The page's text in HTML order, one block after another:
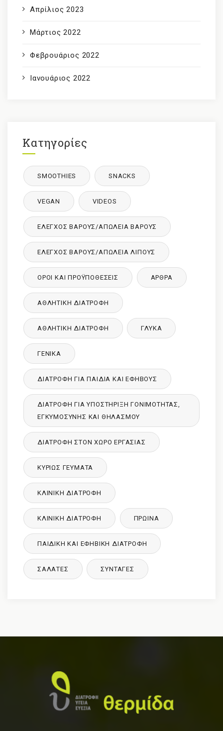
Απρίλιος 2023
Μάρτιος 2022
Φεβρουάριος 2022
Ιανουάριος 2022
Κατηγορίες
SMOOTHIES SNACKS
VEGAN VIDEOS
ΈΛΕΓΧΟΣ ΒΆΡΟΥΣ/ΑΠΏΛΕΙΑ ΒΆΡΟΥΣ
ΈΛΕΓΧΟΣ ΒΆΡΟΥΣ/ΑΠΏΛΕΙΑ ΛΊΠΟΥΣ
ΌΡΟΙ ΚΑΙ ΠΡΟΫΠΟΘΈΣΕΙΣ ΑΡΘΡΑ
ΑΘΛΗΤΙΚΉ ΔΙΑΤΡΟΦΉ
ΑΘΛΗΤΙΚΉ ΔΙΑΤΡΟΦΉ ΓΛΥΚΑ
ΓΕΝΙΚΆ
ΔΙΑΤΡΟΦΉ ΓΙΑ ΠΑΙΔΙΆ ΚΑΙ ΕΦΉΒΟΥΣ
ΔΙΑΤΡΟΦΉ ΓΙΑ ΥΠΟΣΤΉΡΙΞΗ ΓΟΝΙΜΌΤΗΤΑΣ,
ΕΓΚΥΜΟΣΎΝΗΣ ΚΑΙ ΘΗΛΑΣΜΟΎ
ΔΙΑΤΡΟΦΉ ΣΤΟΝ ΧΏΡΟ ΕΡΓΑΣΊΑΣ
ΚΥΡΙΩΣ ΓΕΥΜΑΤΑ
ΚΛΙΝΙΚΉ ΔΙΑΤΡΟΦΉ
ΚΛΙΝΙΚΉ ΔΙΑΤΡΟΦΉ ΠΡΩΙΝΑ
ΠΑΙΔΙΚΉ ΚΑΙ ΕΦΗΒΙΚΉ ΔΙΑΤΡΌΦΉ
ΣΑΛΑΤΕΣ ΣΥΝΤΑΓΈΣ